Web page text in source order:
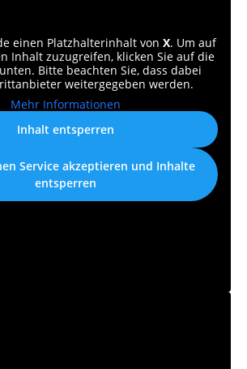
einen Platzhalterinhalt von X. Um auf
Inhalt zuzugreifen, klicken Sie auf die
Bitte beachten Sie, dass dabei
weitergegeben werden.
Mehr Informationen
Inhalt entsperren
Service akzeptieren und Inhalte
entsperren